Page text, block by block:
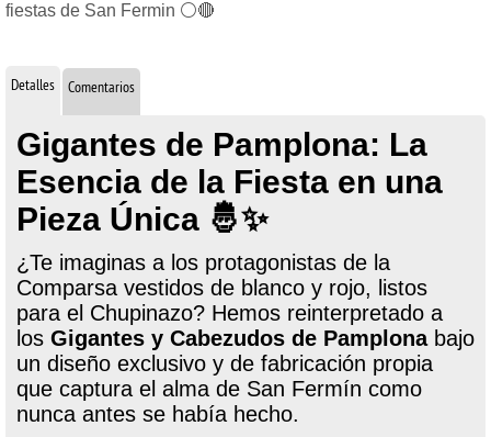
fiestas de San Fermin ⚪🔴
Detalles Comentarios
Gigantes de Pamplona: La
Esencia de la Fiesta en una
Pieza Única 🤴✨
¿Te imaginas a los protagonistas de la
Comparsa vestidos de blanco y rojo, listos
para el Chupinazo? Hemos reinterpretado a
los Gigantes y Cabezudos de Pamplonabajo
un diseño exclusivo y de fabricación propia
que captura el alma de San Fermín como
nunca antes se había hecho.